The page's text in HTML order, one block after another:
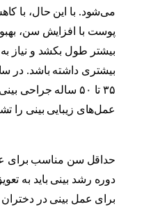
می‌شود. با این حال، با
پوست با افزایش سن،
بیشتر طول بکشد و نیاز
عمل‌های زیبایی بینی را
حداقل سن مناسب برای
دوره رشد بینی باید به